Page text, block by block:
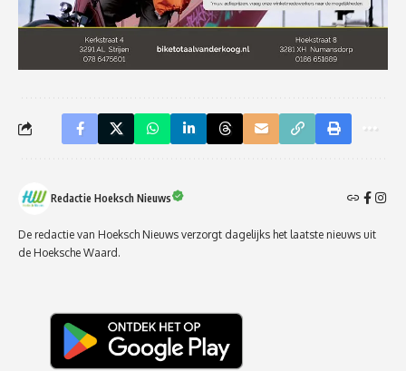
Redactie Hoeksch Nieuws
De redactie van Hoeksch Nieuws verzorgt dagelijks het laatste nieuws uit
de Hoeksche Waard.